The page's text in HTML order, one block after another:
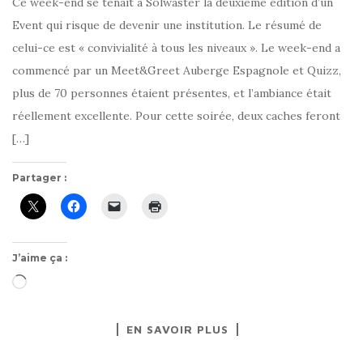
Event qui risque de devenir une institution. Le résumé de
celui-ce est « convivialité à tous les niveaux ». Le week-end a
commencé par un Meet&Greet Auberge Espagnole et Quizz,
plus de 70 personnes étaient présentes, et l’ambiance était
réellement excellente. Pour cette soirée, deux caches feront
[…]
Partager :
J’aime ça :
Chargement…
EN SAVOIR PLUS